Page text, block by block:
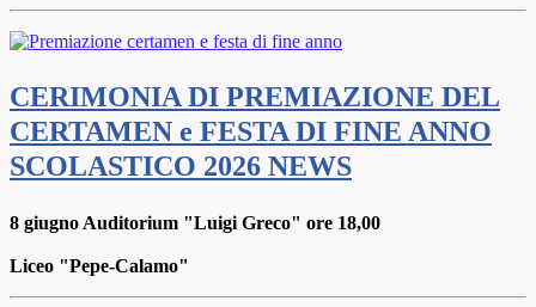
CERIMONIA DI PREMIAZIONE DEL
CERTAMEN e FESTA DI FINE ANNO
SCOLASTICO 2026 NEWS
8 giugno Auditorium "Luigi Greco" ore 18,00
Liceo "Pepe-Calamo"